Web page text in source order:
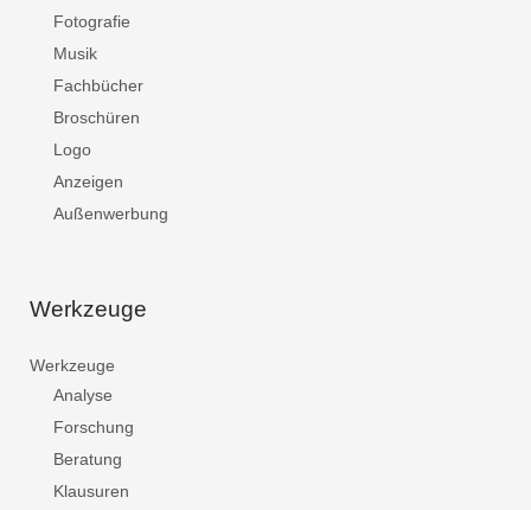
Fotografie
Musik
Fachbücher
Broschüren
Logo
Anzeigen
Außenwerbung
Werkzeuge
Werkzeuge
Analyse
Forschung
Beratung
Klausuren